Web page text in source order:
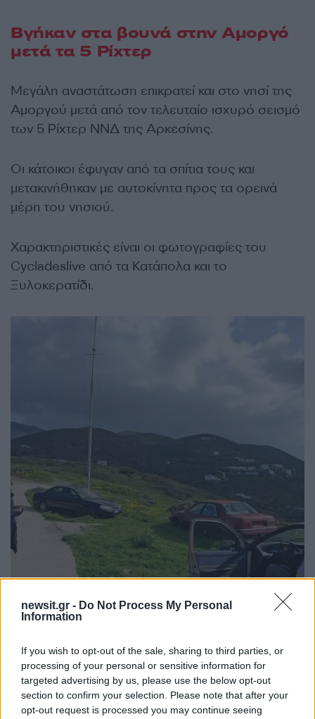
newsit.gr - Do Not Process My Personal
Information
If you wish to opt-out of the sale, sharing to third parties, or
processing of your personal or sensitive information for
targeted advertising by us, please use the below opt-out
section to confirm your selection. Please note that after your
opt-out request is processed you may continue seeing
Βγήκαν στα βουνά στην Αμοργό
μετά τα 5 Ρίχτερ
Μεγάλη αναστάτωση επικρατεί και στο νησί της
Αμοργού μετά από τον τελευταίο ισχυρό σεισμό
των 5 Ρίχτερ ΝΝΔ της Αρκεσίνης.
Οι κάτοικοι έφυγαν από τα σπίτια τους και
μετακινήθηκαν με αυτοκίνητα προς τα ορεινά
μέρη του νησιού.
Χαρακτηριστικές είναι οι φωτογραφίες του
Cycladeslive από τα Κατάπολα και το
Ξυλοκερατίδι.